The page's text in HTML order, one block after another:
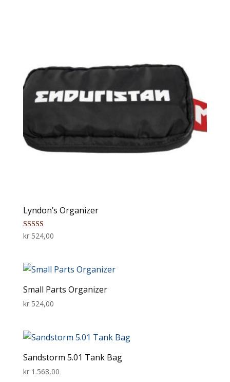
Lyndon’s Organizer
Vurdert
5.00
kr524,00
Small Parts Organizer
kr524,00
Sandstorm 5.01 Tank Bag
kr1.568,00